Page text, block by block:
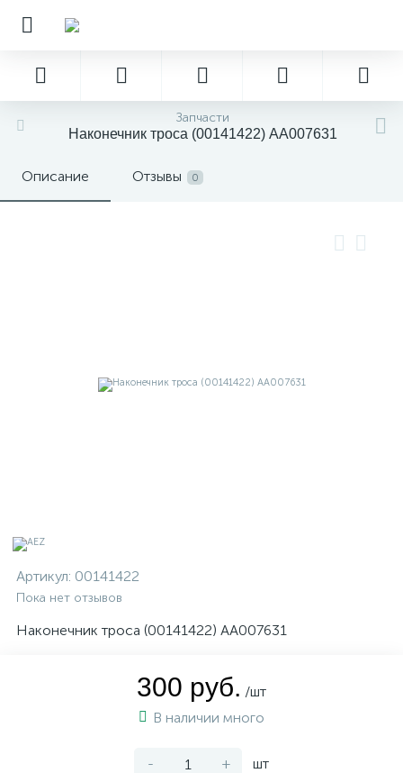
Запчасти
Наконечник троса (00141422) AA007631
Описание Отзывы 0
Артикул: 00141422
Пока нет отзывов
Наконечник троса (00141422) AA007631
300 руб. /шт
В наличии много
- + шт